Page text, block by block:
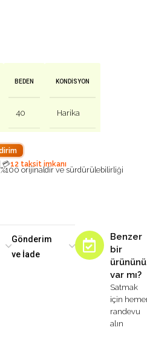
BEDEN
40
KONDISYON
Harika
💳12 taksit imkanı
orijinaldir ve sürdürülebilirliği
Gönderim
ve İade
Benzer
bir
var mı?
Satmak
için
randevu
alın